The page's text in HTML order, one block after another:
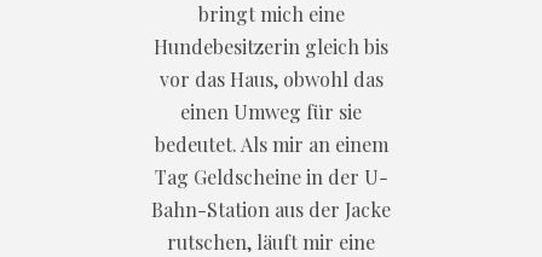
bringt mich eine
Hundebesitzerin gleich bis
vor das Haus, obwohl das
einen Umweg für sie
bedeutet. Als mir an einem
Tag Geldscheine in der U-
Bahn-Station aus der Jacke
rutschen, läuft mir eine